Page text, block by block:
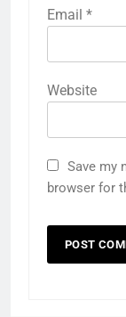
Email *
Website
Save my
browser for